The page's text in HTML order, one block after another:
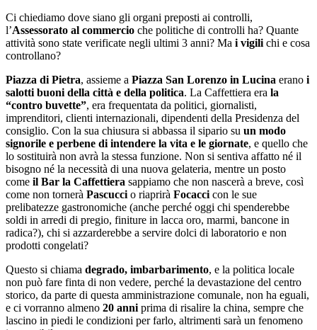
Ci chiediamo dove siano gli organi preposti ai controlli,
l’Assessorato al commercio che politiche di controlli ha? Quante
attività sono state verificate negli ultimi 3 anni? Ma i vigili chi e cosa
controllano?
Piazza di Pietra, assieme a Piazza San Lorenzo in Lucina erano i
salotti buoni della città e della politica. La Caffettiera era la
“contro buvette”, era frequentata da politici, giornalisti,
imprenditori, clienti internazionali, dipendenti della Presidenza del
consiglio. Con la sua chiusura si abbassa il sipario su un modo
signorile e perbene di intendere la vita e le giornate, e quello che
lo sostituirà non avrà la stessa funzione. Non si sentiva affatto né il
bisogno né la necessità di una nuova gelateria, mentre un posto
come il Bar la Caffettiera sappiamo che non nascerà a breve, così
come non tornerà Pascucci o riaprirà Focacci con le sue
prelibatezze gastronomiche (anche perché oggi chi spenderebbe
soldi in arredi di pregio, finiture in lacca oro, marmi, bancone in
radica?), chi si azzarderebbe a servire dolci di laboratorio e non
prodotti congelati?
Questo si chiama degrado, imbarbarimento, e la politica locale
non può fare finta di non vedere, perché la devastazione del centro
storico, da parte di questa amministrazione comunale, non ha eguali,
e ci vorranno almeno 20 anni prima di risalire la china, sempre che
lascino in piedi le condizioni per farlo, altrimenti sarà un fenomeno